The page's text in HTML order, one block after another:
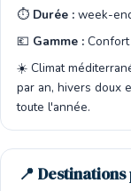
⏱️ Durée : week-
💶 Gamme : Confort
☀️ Climat
par an, hivers doux
toute l'année.
📍